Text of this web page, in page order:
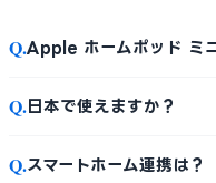
Q.Apple ホームポッド ミ
Q.日本で使えますか？
Q.スマートホーム連携は？